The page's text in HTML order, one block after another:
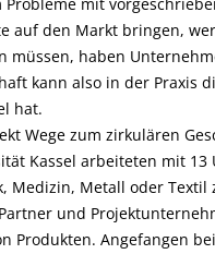
auf den Markt bringen,
müssen, haben
kann also in der Praxis
hat.
Wege zum zirkulären
Kassel arbeiteten mit
Medizin, Metall oder
und
Produkten. Angefangen